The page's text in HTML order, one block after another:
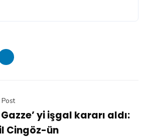
Post
yi işgal kararı aldı:
Cingöz-ün